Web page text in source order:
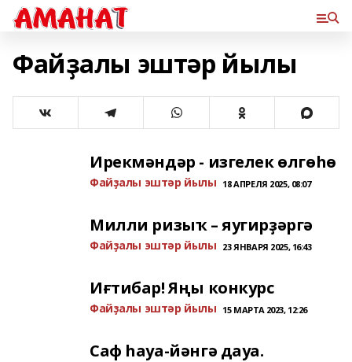
Файҙалы эштәр йылы
Ирекмәндәр - изгелек өлгөһө
Файҙалы эштәр йылы 18 АПРЕЛЯ 2025, 08:07
Милли ризыҡ – яугирҙәргә
Файҙалы эштәр йылы 23 ЯНВАРЯ 2025, 16:43
Иғтибар! Яңы конкурс
Файҙалы эштәр йылы 15 МАРТА 2023, 12:26
Саф һауа-йәнгә дауа.